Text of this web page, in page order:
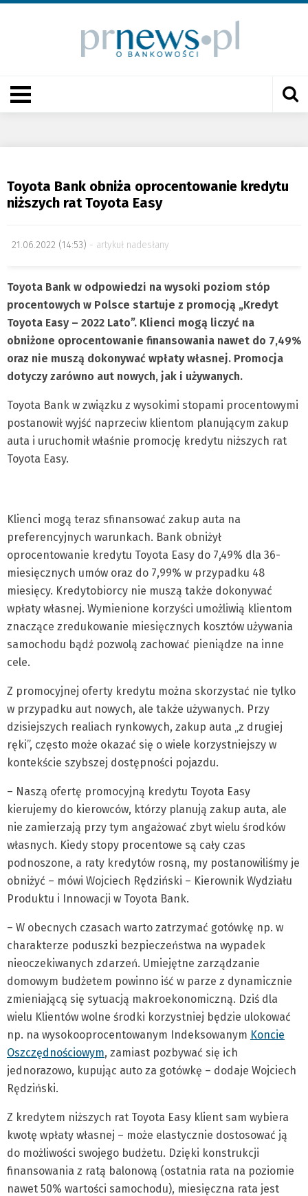
Toyota Bank obniża oprocentowanie kredytu
niższych rat Toyota Easy
21.06.2022 (14:53) artykuł nadesłany
Toyota Bank w odpowiedzi na wysoki poziom stóp
procentowych w Polsce startuje z promocją „Kredyt
Toyota Easy – 2022 Lato”. Klienci mogą liczyć na
obniżone oprocentowanie finansowania nawet do 7,49%
oraz nie muszą dokonywać wpłaty własnej. Promocja
dotyczy zarówno aut nowych, jak i używanych.
Toyota Bank w związku z wysokimi stopami procentowymi
postanowił wyjść naprzeciw klientom planującym zakup
auta i uruchomił właśnie promocję kredytu niższych rat
Toyota Easy.
Klienci mogą teraz sfinansować zakup auta na
preferencyjnych warunkach. Bank obniżył
oprocentowanie kredytu Toyota Easy do 7,49% dla 36-
miesięcznych umów oraz do 7,99% w przypadku 48
miesięcy. Kredytobiorcy nie muszą także dokonywać
wpłaty własnej. Wymienione korzyści umożliwią klientom
znaczące zredukowanie miesięcznych kosztów używania
samochodu bądź pozwolą zachować pieniądze na inne
cele.
Z promocyjnej oferty kredytu można skorzystać nie tylko
w przypadku aut nowych, ale także używanych. Przy
dzisiejszych realiach rynkowych, zakup auta „z drugiej
ręki”, często może okazać się o wiele korzystniejszy w
kontekście szybszej dostępności pojazdu.
– Naszą ofertę promocyjną kredytu Toyota Easy
kierujemy do kierowców, którzy planują zakup auta, ale
nie zamierzają przy tym angażować zbyt wielu środków
własnych. Kiedy stopy procentowe są cały czas
podnoszone, a raty kredytów rosną, my postanowiliśmy je
obniżyć – mówi Wojciech Rędziński – Kierownik Wydziału
Produktu i Innowacji w Toyota Bank.
– W obecnych czasach warto zatrzymać gotówkę np. w
charakterze poduszki bezpieczeństwa na wypadek
nieoczekiwanych zdarzeń. Umiejętne zarządzanie
domowym budżetem powinno iść w parze z dynamicznie
zmieniającą się sytuacją makroekonomiczną. Dziś dla
wielu Klientów wolne środki korzystniej będzie ulokować
np. na wysokooprocentowanym Indeksowanym Koncie
Oszczędnościowym, zamiast pozbywać się ich
jednorazowo, kupując auto za gotówkę – dodaje Wojciech
Rędziński.
Z kredytem niższych rat Toyota Easy klient sam wybiera
kwotę wpłaty własnej – może elastycznie dostosować ją
do możliwości swojego budżetu. Dzięki konstrukcji
finansowania z ratą balonową (ostatnia rata na poziomie
nawet 50% wartości samochodu), miesięczna rata jest